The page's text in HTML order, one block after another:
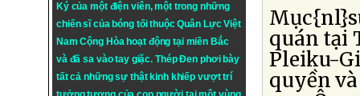
Ký của một điện viên, một trong những
chiến sĩ của bóng tối thuộc Quân Lực Việt
Nam Cộng Hòa hoạt động tại miền Bắc
và đã sa vào tay giặc. Thép Đen phơi bày
tất cả những sự thật kinh khiếp vượt trí
quán tại
Pleiku-
quyền